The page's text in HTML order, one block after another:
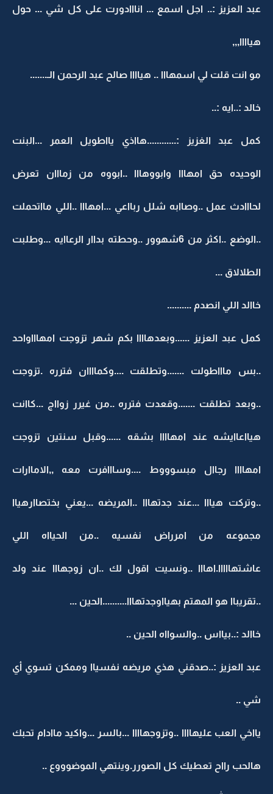
عبد العزيز :.. اجل اسمع ... انااادورت على كل شي ... حول
هياااا,,,
مو انت قلت لي اسمهااا .. هياااا صالح عبد الرحمن الـ.......
خالد :..ايه :..
كمل عبد الغزيز :............هااذي يااطويل العمر ...البنت
الوحيده حق امهااا وابووهااا ..ابووه من زمااان تعرض
لحااادث عمل ..وصاابه شلل ربااعي ...امهااا ..اللي مااتحملت
..الوضع ..اكثر من 6شهوور ..وحطته بداار الرعاايه ...وطلبت
الطلالاق ...
خاالد اللي انصدم ..........
كمل عبد العزيز ......وبعدهاااا بكم شهر تزوجت امهاااواحد
..بس ماااطولت .......وتطلقت ....وكماااان فترره .تزوجت
..وبعد تطلقت .......وقعدت فترره ..من غيرر زوااج ...كاانت
هيااعاايشه عند امهاااا بشقه ......وقبل سنتين تزوجت
امهاااا رجاال مبسوووط ....وسااافرت معه ,,الاماارات
..وتركت هيااا ...عند جدتهااا ..المريضه ...يعني بختصاارهياا
مجموعه من امرراض نفسيه ..من الحيااه اللي
عاشتهااااا.اهااا ..ونسيت اقول لك ..ان زوجهااا عند ولد
..تقريباا هو المهتم بهيااوجدتهااا..........الحين ...
خاالد :..بيااس ..والسوااه الحين ..
عبد العزيز :..صدقني هذي مريضه نفسياا وممكن تسوي أي
شي ..
يااخي العب عليهاااا ..وتزوجهاااا ...بالسر ...واكيد ماادام تحبك
هالحب رااح تعطيك كل الصورر.وينتهي الموضوووع ..